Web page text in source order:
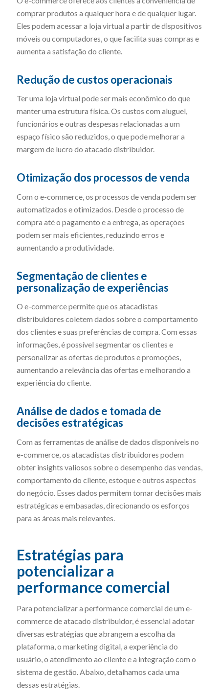
comprar produtos a qualquer hora e de qualquer lugar.
Eles podem acessar a loja virtual a partir de dispositivos
móveis ou computadores, o que facilita suas compras e
aumenta a satisfação do cliente.
Redução de custos operacionais
Ter uma loja virtual pode ser mais econômico do que
manter uma estrutura física. Os custos com aluguel,
funcionários e outras despesas relacionadas a um
espaço físico são reduzidos, o que pode melhorar a
margem de lucro do atacado distribuidor.
Otimização dos processos de venda
Com o e-commerce, os processos de venda podem ser
automatizados e otimizados. Desde o processo de
compra até o pagamento e a entrega, as operações
podem ser mais eficientes, reduzindo erros e
aumentando a produtividade.
Segmentação de clientes e
personalização de experiências
O e-commerce permite que os atacadistas
distribuidores coletem dados sobre o comportamento
dos clientes e suas preferências de compra. Com essas
informações, é possível segmentar os clientes e
personalizar as ofertas de produtos e promoções,
aumentando a relevância das ofertas e melhorando a
experiência do cliente.
Análise de dados e tomada de
decisões estratégicas
Com as ferramentas de análise de dados disponíveis no
e-commerce, os atacadistas distribuidores podem
obter insights valiosos sobre o desempenho das vendas,
comportamento do cliente, estoque e outros aspectos
do negócio. Esses dados permitem tomar decisões mais
estratégicas e embasadas, direcionando os esforços
para as áreas mais relevantes.
Estratégias para
potencializar a
performance comercial
Para potencializar a performance comercial de um e-
commerce de atacado distribuidor, é essencial adotar
diversas estratégias que abrangem a escolha da
plataforma, o marketing digital, a experiência do
usuário, o atendimento ao cliente e a integração com o
sistema de gestão. Abaixo, detalhamos cada uma
dessas estratégias.